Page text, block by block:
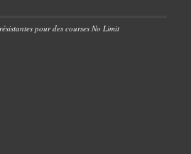
pour des courses No Limit